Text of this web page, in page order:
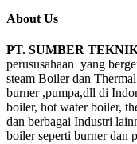
About Us
PT. SUMBER
perususahaan yang
steam Boiler dan
burner ,pumpa,dll di
boiler, hot water boiler,
dan berbagai Industri
boiler seperti burner dan